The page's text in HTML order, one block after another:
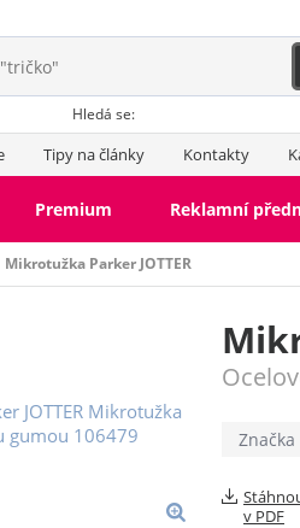
Hledá se:
Tipy na články Kontakty
Premium Reklamní
Mikrotužka Parker JOTTER
Značka
v PDF